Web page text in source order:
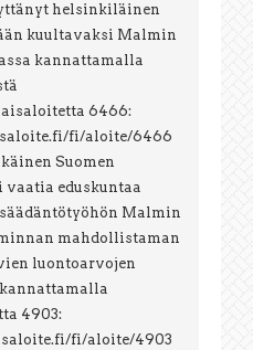
helsinkiläinen
kuultavaksi Malmin
kannattamalla
6466:
fi/aloite/6466
Suomen
eduskuntaa
Malmin
mahdollistaman
luontoarvojen
4903:
fi/aloite/4903